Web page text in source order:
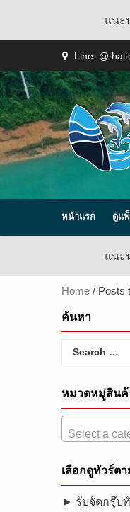
แนะ
content
Line:
หน้าแรก ดูแ
แนะ
Home / Posts
ค้นหา
Search
หมวดหมู่สินค้
Select a
เลือกดูทัวร์ต
► รับจัดกรุ๊ป